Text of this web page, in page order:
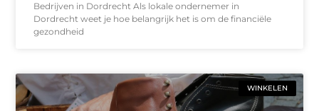
Bedrijven in Dordrecht Als lokale ondernemer in
Dordrecht weet je hoe belangrijk het is om de financiële
gezondheid
WINKELEN